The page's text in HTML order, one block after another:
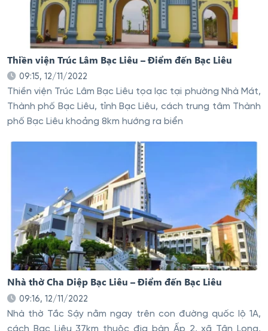
Thiền viện Trúc Lâm Bạc Liêu – Điểm đến Bạc Liêu
09:15, 12/11/2022
Thiền viện Trúc Lâm Bạc Liêu tọa lạc tại phường Nhà Mát,
Thành phố Bạc Liêu, tỉnh Bạc Liêu, cách trung tâm Thành
phố Bạc Liêu khoảng 8km hướng ra biển
Nhà thờ Cha Diệp Bạc Liêu – Điểm đến Bạc Liêu
09:16, 12/11/2022
Nhà thờ Tắc Sậy nằm ngay trên con đường quốc lộ 1A,
cách Bạc Liêu 37km thuộc địa bàn Ấp 2, xã Tân Long,